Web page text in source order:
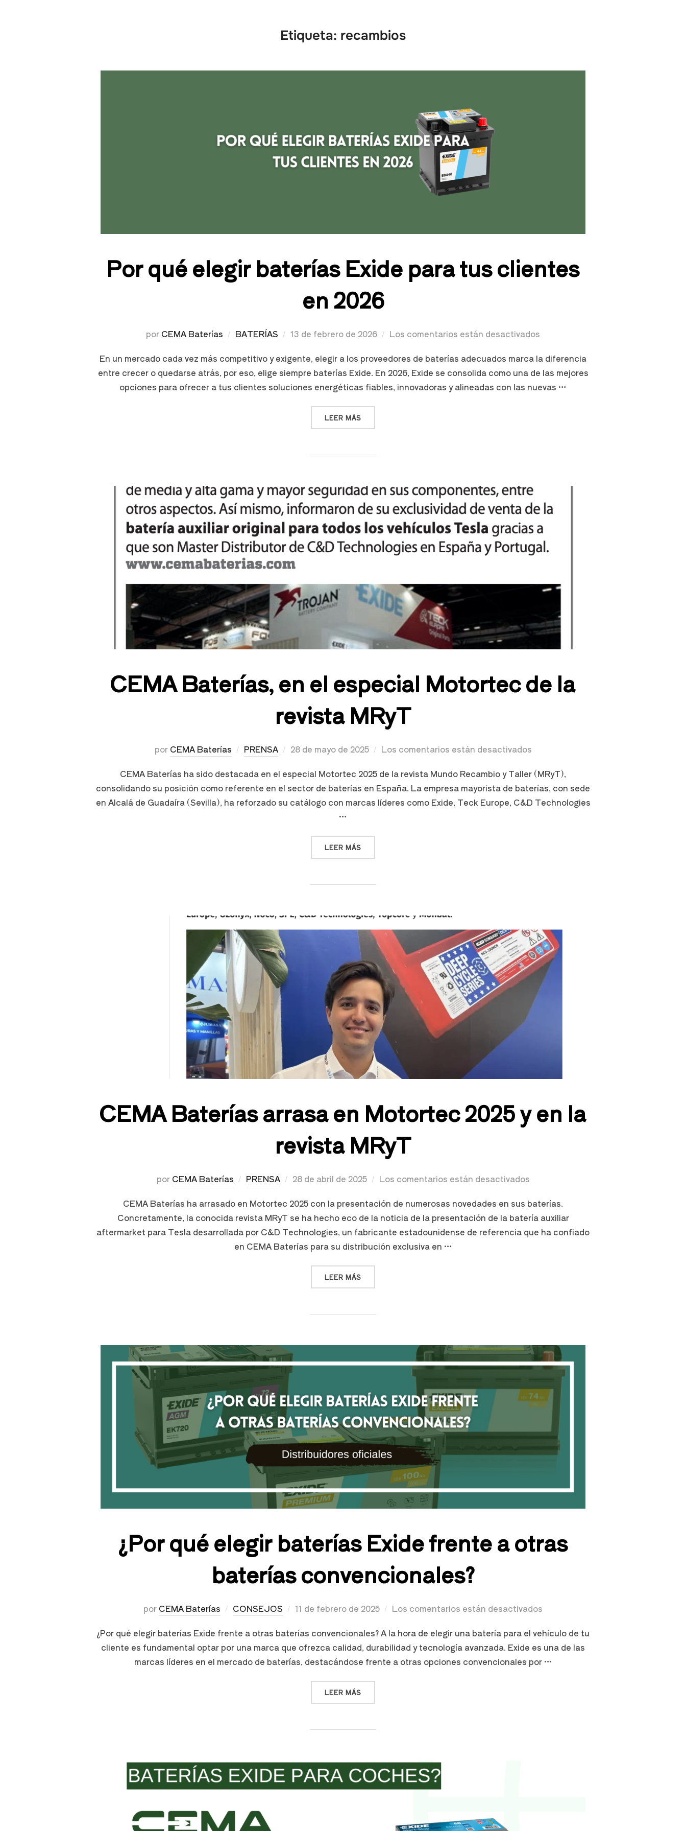
Etiqueta: recambios
Por qué elegir baterías Exide para tus clientes
en 2026
por CEMA Baterías BATERÍAS 13 de febrero de 2026
Los comentarios están desactivados
En un mercado cada vez más competitivo y exigente, elegir a los proveedores de baterías adecuados marca la diferencia
entre crecer o quedarse atrás, por eso, elige siempre baterías Exide. En 2026, Exide se consolida como una de las mejores
opciones para ofrecer a tus clientes soluciones energéticas fiables, innovadoras y alineadas con las nuevas …
LEER MÁS
CEMA Baterías, en el especial Motortec de la
revista MRyT
por CEMA Baterías PRENSA 28 de mayo de 2025
Los comentarios están desactivados
CEMA Baterías ha sido destacada en el especial Motortec 2025 de la revista Mundo Recambio y Taller (MRyT),
consolidando su posición como referente en el sector de baterías en España. La empresa mayorista de baterías, con sede
en Alcalá de Guadaíra (Sevilla), ha reforzado su catálogo con marcas líderes como Exide, Teck Europe, C&D Technologies
…
LEER MÁS
CEMA Baterías arrasa en Motortec 2025 y en la
revista MRyT
por CEMA Baterías PRENSA 28 de abril de 2025
Los comentarios están desactivados
CEMA Baterías ha arrasado en Motortec 2025 con la presentación de numerosas novedades en sus baterías.
Concretamente, la conocida revista MRyT se ha hecho eco de la noticia de la presentación de la batería auxiliar
aftermarket para Tesla desarrollada por C&D Technologies, un fabricante estadounidense de referencia que ha confiado
en CEMA Baterías para su distribución exclusiva en …
LEER MÁS
¿Por qué elegir baterías Exide frente a otras
baterías convencionales?
por CEMA Baterías CONSEJOS 11 de febrero de 2025
Los comentarios están desactivados
¿Por qué elegir baterías Exide frente a otras baterías convencionales? A la hora de elegir una batería para el vehículo de tu
cliente es fundamental optar por una marca que ofrezca calidad, durabilidad y tecnología avanzada. Exide es una de las
marcas líderes en el mercado de baterías, destacándose frente a otras opciones convencionales por …
LEER MÁS